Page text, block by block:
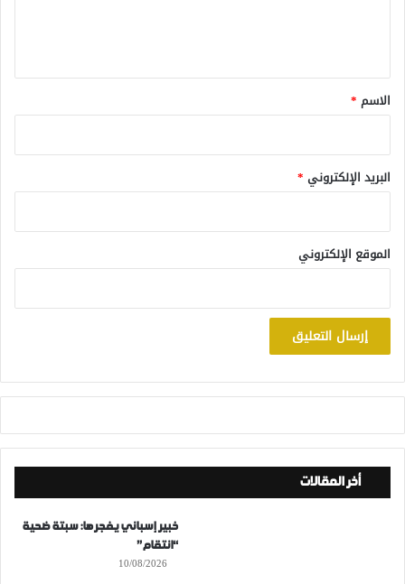
*
الاسم *
البريد الإلكتروني *
الموقع الإلكتروني
أخر المقالات
خبير إسباني يفجرها: سبتة ضحية
“انتقام”
10/08/2026